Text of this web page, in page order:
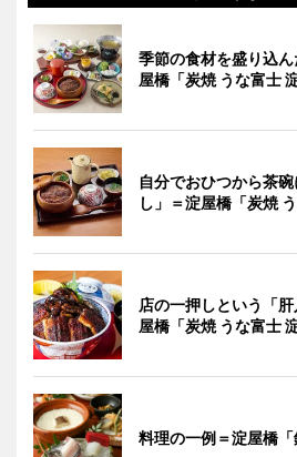
季節の食材を盛り込
屋橋「炭焼 うな富士
自分でおひつから茶
し」＝淀屋橋「炭焼
店の一押しという「
屋橋「炭焼 うな富士
料理の一例＝淀屋橋「